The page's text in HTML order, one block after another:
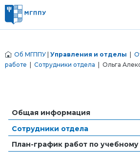
Об МГППУ Управления и отделы
работе
Сотрудники отдела | Ольга
Общая информация
Сотрудники отдела
План-график работ по